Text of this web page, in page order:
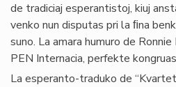
de tradiciaj esperantistoj, kiuj
venko nun disputas pri la ﬁna
suno. La amara humuro de
PEN Internacia, perfekte
La esperanto-traduko de